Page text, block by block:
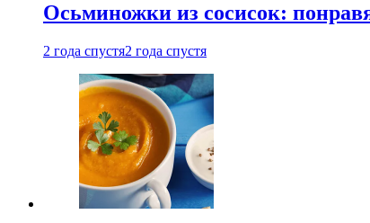
Осьминожки из сосисок:
2 года спустя2 года спустя